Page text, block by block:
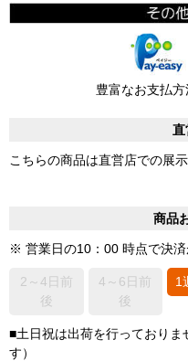
豊富なお支払
直
こちらの商品は直営店での展
商品
※ 営業日の10：00 時点で決
2～4日前
後
4～6日前
後
1
■土日祝は出荷を行っておりま
す）